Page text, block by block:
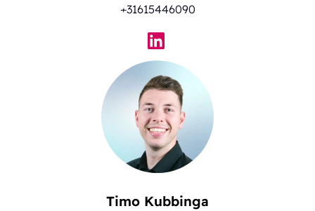
+31615446090
Timo Kubbinga